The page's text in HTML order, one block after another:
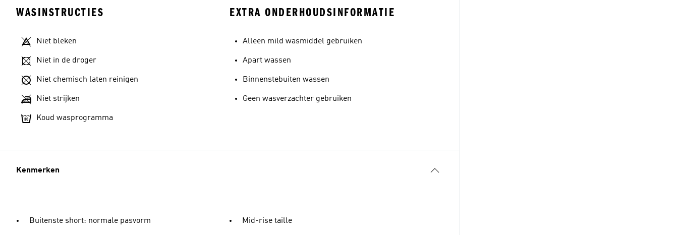
WASINSTRUCTIES
Niet bleken
Niet in de droger
Niet chemisch laten reinigen
Niet strijken
Koud wasprogramma
EXTRA ONDERHOUDSINFORMATIE
Alleen mild wasmiddel gebruiken
Apart wassen
Binnenstebuiten wassen
Geen wasverzachter gebruiken
Kenmerken
Buitenste short: normale pasvorm Mid-rise taille